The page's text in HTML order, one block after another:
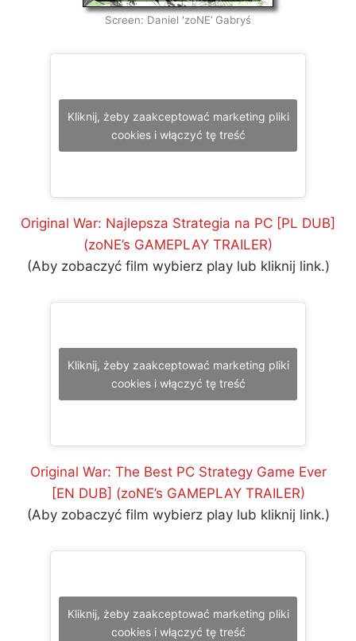
Screen: Daniel 'zoNE’ Gabryś
Kliknij, żeby zaakceptować marketing pliki
cookies i włączyć tę treść
Original War: Najlepsza Strategia na PC [PL DUB]
(zoNE’s GAMEPLAY TRAILER)
(Aby zobaczyć film wybierz play lub kliknij link.)
Kliknij, żeby zaakceptować marketing pliki
cookies i włączyć tę treść
Original War: The Best PC Strategy Game Ever
[EN DUB] (zoNE’s GAMEPLAY TRAILER)
(Aby zobaczyć film wybierz play lub kliknij link.)
Kliknij, żeby zaakceptować marketing pliki
cookies i włączyć tę treść